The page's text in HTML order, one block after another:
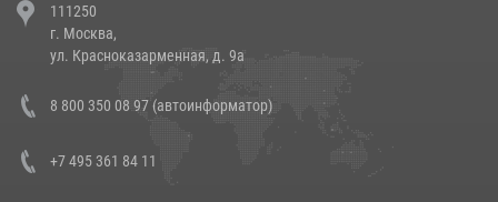
напавших на бригаду скорой помощи (видео)
14 июля 2026, 12:20
В Росгвардии прошла военно-научная конференция по обобщению
боевого опыта
111250
г. Москва,
ул. Красноказарменная, д. 9а
8 800 350 08 97 (автоинформатор)
+7 495 361 84 11